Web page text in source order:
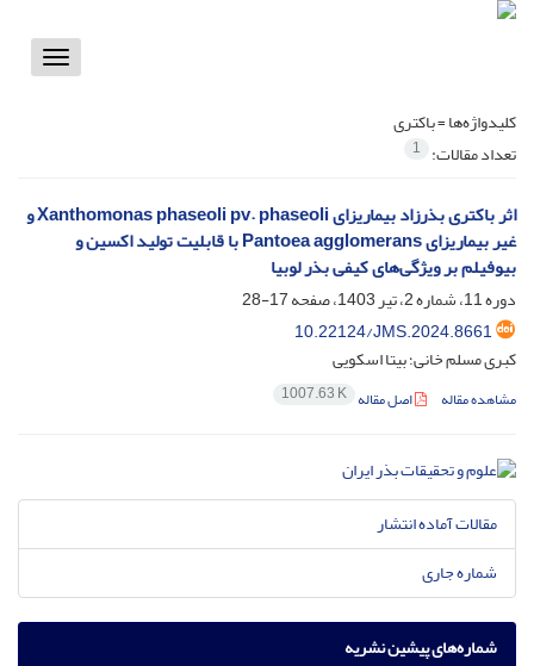
Toggle
کلیدواژه‌ها =باکتری
تعداد مقالات: 1
اثر باکتری بذرزاد بیماریزای Xanthomonas phaseoli pv. phaseoli و
غیر بیماریزای Pantoea agglomerans با قابلیت تولید اکسین و
بیوفیلم بر ویژگی‌های کیفی بذر لوبیا
دوره 11، شماره 2، تیر 1403، صفحه
17-28
10.22124/JMS.2024.8661
کبری مسلم خانی؛ بیتا اسکویی
مشاهده مقاله اصل مقاله 1007.63 K
مقالات آماده انتشار
شماره جاری
شماره‌های پیشین نشریه